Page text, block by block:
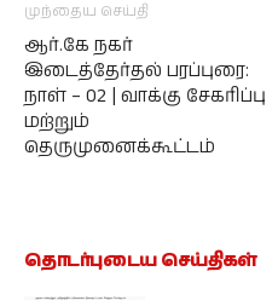
முந்தைய செய்தி
ஆர்.கே நகர்
இடைத்தேர்தல் பரப்புரை:
நாள் – 02 | வாக்கு சேகரிப்பு
மற்றும்
தெருமுனைக்கூட்டம்
தொடர்புடைய செய்திகள்